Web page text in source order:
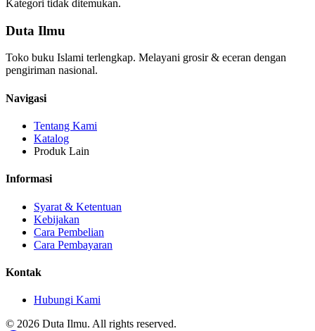
Kategori tidak ditemukan.
Duta Ilmu
Toko buku Islami terlengkap. Melayani grosir & eceran dengan
pengiriman nasional.
Navigasi
Tentang Kami
Katalog
Produk Lain
Informasi
Syarat & Ketentuan
Kebijakan
Cara Pembelian
Cara Pembayaran
Kontak
Hubungi Kami
© 2026 Duta Ilmu. All rights reserved.